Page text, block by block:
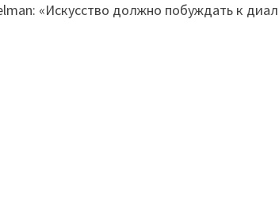
«Искусство должно побуждать к